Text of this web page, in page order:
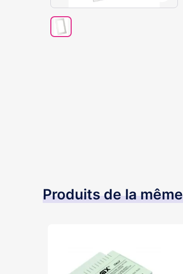
Produits de la